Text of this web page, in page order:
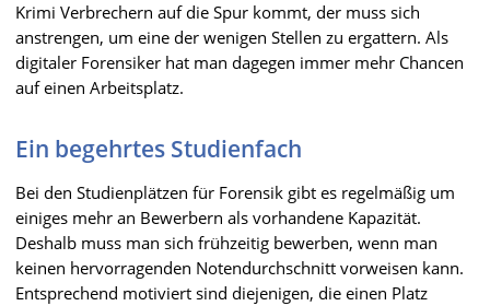
Krimi Verbrechern auf die Spur kommt, der muss sich
anstrengen, um eine der wenigen Stellen zu ergattern. Als
digitaler Forensiker hat man dagegen immer mehr Chancen
auf einen Arbeitsplatz.
Ein begehrtes Studienfach
Bei den Studienplätzen für Forensik gibt es regelmäßig um
einiges mehr an Bewerbern als vorhandene Kapazität.
Deshalb muss man sich frühzeitig bewerben, wenn man
keinen hervorragenden Notendurchschnitt vorweisen kann.
Entsprechend motiviert sind diejenigen, die einen Platz